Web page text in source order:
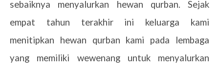
sebaiknya menyalurkan hewan qurban. Sejak
empat tahun terakhir ini keluarga kami
menitipkan hewan qurban kami pada lembaga
yang memiliki wewenang untuk menyalurkan